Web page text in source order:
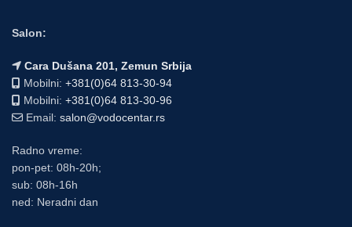
Salon:
Cara Dušana 201, Zemun Srbija
Mobilni: +381(0)64 813-30-94
Mobilni: +381(0)64 813-30-96
Email: salon@vodocentar.rs
Radno vreme:
pon-pet: 08h-20h;
sub: 08h-16h
ned: Neradni dan